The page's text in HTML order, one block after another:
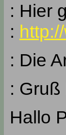
: Hier
:
: Die
: Gruß
Hallo